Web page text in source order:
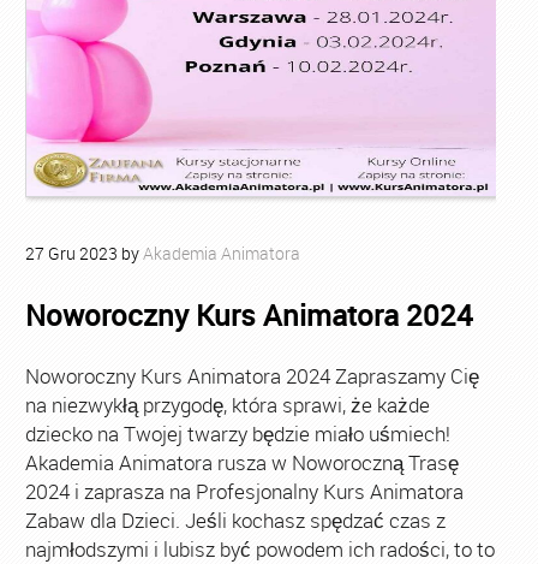
27 Gru 2023 byAkademia Animatora
Noworoczny Kurs Animatora 2024
Noworoczny Kurs Animatora 2024 Zapraszamy Cię
na niezwykłą przygodę, która sprawi, że każde
dziecko na Twojej twarzy będzie miało uśmiech!
Akademia Animatora rusza w Noworoczną Trasę
2024 i zaprasza na Profesjonalny Kurs Animatora
Zabaw dla Dzieci. Jeśli kochasz spędzać czas z
najmłodszymi i lubisz być powodem ich radości, to to